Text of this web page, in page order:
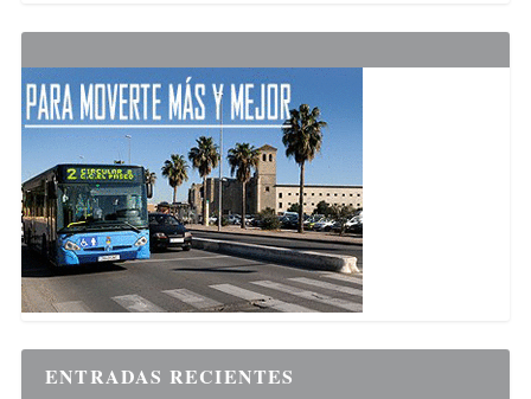
ENTRADAS RECIENTES